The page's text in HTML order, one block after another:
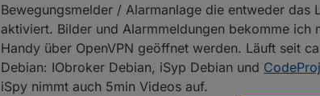
Bewegungsmelder / Alarmanlage die entweder
aktiviert. Bilder und Alarmmeldungen bekomme ich
Handy über OpenVPN geöffnet werden. Läuft seit
Debian: IObroker Debian, iSyp Debian und
iSpy nimmt auch 5min Videos auf.